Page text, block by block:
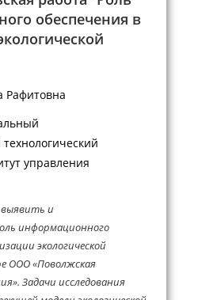
обеспечения в
Рафитовна
управления
и
информационного
экологической
ООО «Поволжская
Задачи исследования